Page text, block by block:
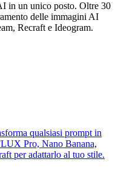
in un unico posto. Oltre 30
delle immagini AI
Recraft e Ideogram.
qualsiasi prompt in
Pro, Nano Banana,
per adattarlo al tuo stile.